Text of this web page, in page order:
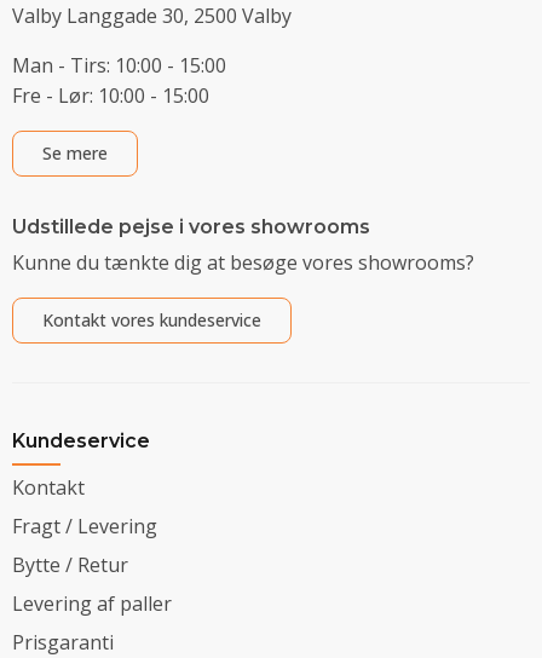
Valby Langgade 30, 2500 Valby
Man - Tirs: 10:00 - 15:00
Fre - Lør: 10:00 - 15:00
Se mere
Udstillede pejse i vores showrooms
Kunne du tænkte dig at besøge vores showrooms?
Kontakt vores kundeservice
Kundeservice
Kontakt
Fragt / Levering
Bytte / Retur
Levering af paller
Prisgaranti